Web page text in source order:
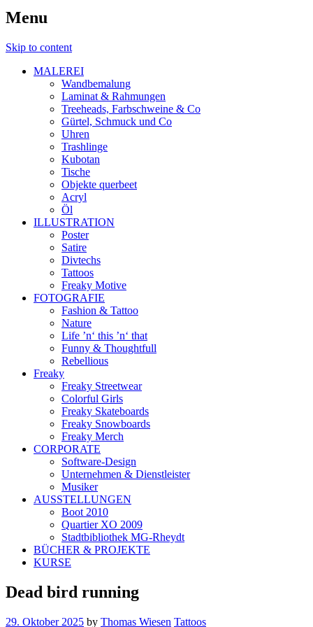
Menu
Skip to content
MALEREI
Wandbemalung
Laminat & Rahmungen
Treeheads, Farbschweine & Co
Gürtel, Schmuck und Co
Uhren
Trashlinge
Kubotan
Tische
Objekte querbeet
Acryl
Öl
ILLUSTRATION
Poster
Satire
Divtechs
Tattoos
Freaky Motive
FOTOGRAFIE
Fashion & Tattoo
Nature
Life ’n‘ this ’n‘ that
Funny & Thoughtfull
Rebellious
Freaky
Freaky Streetwear
Colorful Girls
Freaky Skateboards
Freaky Snowboards
Freaky Merch
CORPORATE
Software-Design
Unternehmen & Dienstleister
Musiker
AUSSTELLUNGEN
Boot 2010
Quartier XO 2009
Stadtbibliothek MG-Rheydt
BÜCHER & PROJEKTE
KURSE
Dead bird running
29. Oktober 2025 by Thomas Wiesen Tattoos